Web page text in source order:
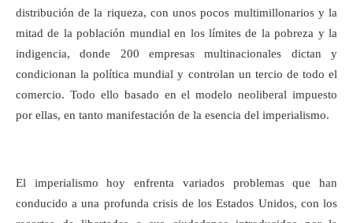
distribución de la riqueza, con unos pocos multimillonarios y la
mitad de la población mundial en los límites de la pobreza y la
indigencia, donde 200 empresas multinacionales dictan y
condicionan la política mundial y controlan un tercio de todo el
comercio. Todo ello basado en el modelo neoliberal impuesto
por ellas, en tanto manifestación de la esencia del imperialismo.
El imperialismo hoy enfrenta variados problemas que han
conducido a una profunda crisis de los Estados Unidos, con los